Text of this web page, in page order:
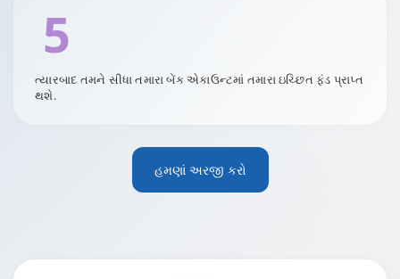
5
ત્યારબાદ તમને સીધા તમારા બેંક એકાઉન્ટમાં તમારા ઇચ્છિત ફંડ પ્રાપ્ત
થશે.
હમણાં અરજી કરો